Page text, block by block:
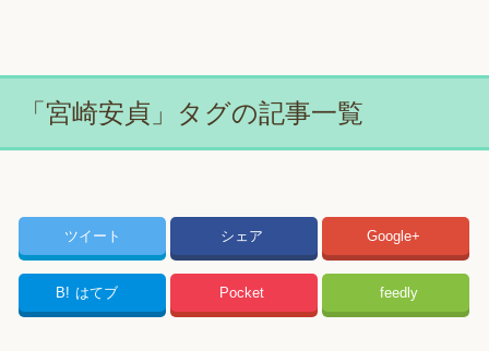
「宮崎安貞」タグの記事一覧
ツイート シェア Google+
B! はてブ Pocket feedly